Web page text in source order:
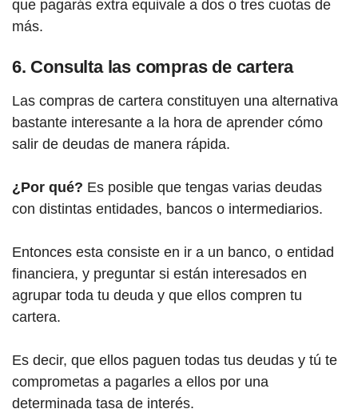
que pagarás extra equivale a dos o tres cuotas de
más.
6. Consulta las compras de cartera
Las compras de cartera constituyen una alternativa
bastante interesante a la hora de aprender cómo
salir de deudas de manera rápida.
¿Por qué? Es posible que tengas varias deudas
con distintas entidades, bancos o intermediarios.
Entonces esta consiste en ir a un banco, o entidad
financiera, y preguntar si están interesados en
agrupar toda tu deuda y que ellos compren tu
cartera.
Es decir, que ellos paguen todas tus deudas y tú te
comprometas a pagarles a ellos por una
determinada tasa de interés.